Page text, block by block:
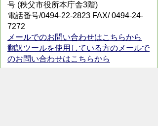
号 (秩父市役所本庁舎3階)
電話番号/0494-22-2823 FAX/ 0494-24-
7272
メールでのお問い合わせはこちらから
翻訳ツールを使用している方のメールで
のお問い合わせはこちらから